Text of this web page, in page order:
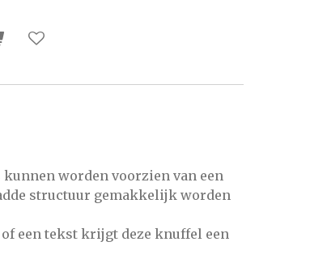
kunnen worden voorzien van een
structuur gemakkelijk worden
een tekst krijgt deze knuffel een